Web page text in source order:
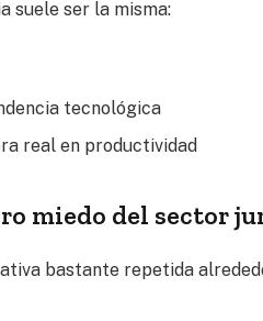
suele ser la misma:
tecnológica
real en productividad
miedo del sector
bastante repetida